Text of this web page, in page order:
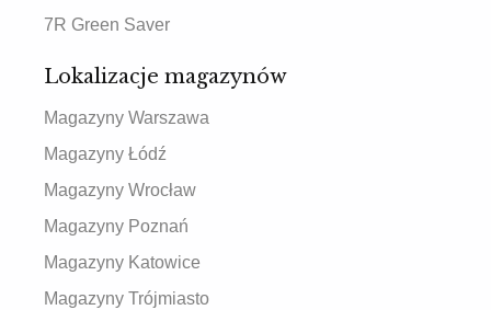
7R Green Saver
Lokalizacje magazynów
Magazyny Warszawa
Magazyny Łódź
Magazyny Wrocław
Magazyny Poznań
Magazyny Katowice
Magazyny Trójmiasto